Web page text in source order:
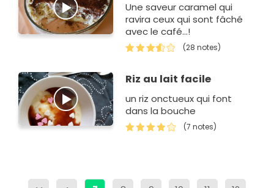
Une saveur caramel qui
ravira ceux qui sont fâché
avec le café...!
(28 notes)
Riz au lait facile
un riz onctueux qui font
dans la bouche
(7 notes)